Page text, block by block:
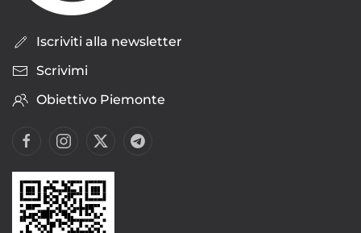
Iscriviti alla newsletter
Scrivimi
Obiettivo Piemonte